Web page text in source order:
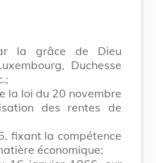
la grâce de Dieu
Duchesse
la loi du 20 novembre
des rentes de
fixant la compétence
économique;